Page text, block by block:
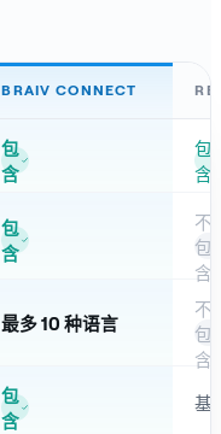
BRAIV CONNECT
包
含
包
含
包
含
不
包
含
最多 10 种语言
不
包
含
包
含
基